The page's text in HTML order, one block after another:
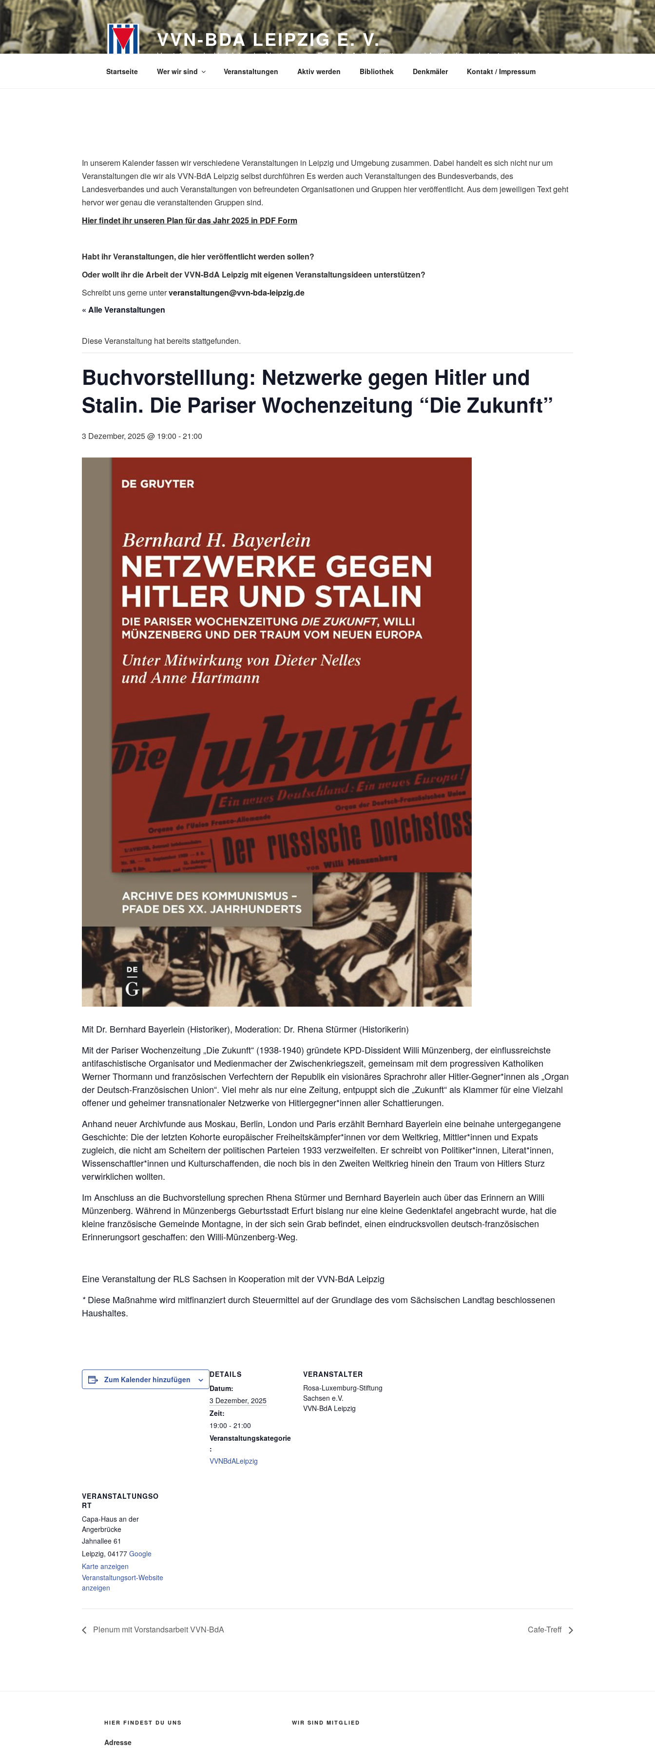
Zum
Inhalt
springen
VVN-BDA LEIPZIG E. V.
Vereinigung der Verfolgten des Naziregimes – Bund der Antifaschistinnen und Antifaschisten Leipzig e. V.
Startseite Wer wir sind Veranstaltungen Aktiv werden Bibliothek Denkmäler Kontakt / Impressum
In unserem Kalender fassen wir verschiedene Veranstaltungen in Leipzig und Umgebung zusammen. Dabei handelt es sich nicht nur um
Veranstaltungen die wir als VVN-BdA Leipzig selbst durchführen Es werden auch Veranstaltungen des Bundesverbands, des
Landesverbandes und auch Veranstaltungen von befreundeten Organisationen und Gruppen hier veröffentlicht. Aus dem jeweiligen Text geht
hervor wer genau die veranstaltenden Gruppen sind.
Hier findet ihr unseren Plan für das Jahr 2025 in PDF Form
Habt ihr Veranstaltungen, die hier veröffentlicht werden sollen?
Oder wollt ihr die Arbeit der VVN-BdA Leipzig mit eigenen Veranstaltungsideen unterstützen?
Schreibt uns gerne unterveranstaltungen@vvn-bda-leipzig.de
« Alle Veranstaltungen
Diese Veranstaltung hat bereits stattgefunden.
Buchvorstelllung: Netzwerke gegen Hitler und
Stalin. Die Pariser Wochenzeitung “Die Zukunft”
3 Dezember, 2025 @ 19:00 -21:00
Mit Dr. Bernhard Bayerlein (Historiker), Moderation: Dr. Rhena Stürmer (Historikerin)
Mit der Pariser Wochenzeitung „Die Zukunft“ (1938-1940) gründete KPD-Dissident Willi Münzenberg, der einflussreichste
antifaschistische Organisator und Medienmacher der Zwischenkriegszeit, gemeinsam mit dem progressiven Katholiken
Werner Thormann und französischen Verfechtern der Republik ein visionäres Sprachrohr aller Hitler-Gegner*innen als „Organ
der Deutsch-Französischen Union“. Viel mehr als nur eine Zeitung, entpuppt sich die „Zukunft“ als Klammer für eine Vielzahl
offener und geheimer transnationaler Netzwerke von Hitlergegner*innen aller Schattierungen.
Anhand neuer Archivfunde aus Moskau, Berlin, London und Paris erzählt Bernhard Bayerlein eine beinahe untergegangene
Geschichte: Die der letzten Kohorte europäischer Freiheitskämpfer*innen vor dem Weltkrieg, Mittler*innen und Expats
zugleich, die nicht am Scheitern der politischen Parteien 1933 verzweifelten. Er schreibt von Politiker*innen, Literat*innen,
Wissenschaftler*innen und Kulturschaffenden, die noch bis in den Zweiten Weltkrieg hinein den Traum von Hitlers Sturz
verwirklichen wollten.
Im Anschluss an die Buchvorstellung sprechen Rhena Stürmer und Bernhard Bayerlein auch über das Erinnern an Willi
Münzenberg. Während in Münzenbergs Geburtsstadt Erfurt bislang nur eine kleine Gedenktafel angebracht wurde, hat die
kleine französische Gemeinde Montagne, in der sich sein Grab befindet, einen eindrucksvollen deutsch-französischen
Erinnerungsort geschaffen: den Willi-Münzenberg-Weg.
Eine Veranstaltung der RLS Sachsen in Kooperation mit der VVN-BdA Leipzig
* Diese Maßnahme wird mitfinanziert durch Steuermittel auf der Grundlage des vom Sächsischen Landtag beschlossenen
Haushaltes.
Zum Kalender hinzufügen
DETAILS
Datum:
3 Dezember, 2025
Zeit:
19:00 - 21:00
Veranstaltungskategorie
:
VVNBdALeipzig
VERANSTALTER
Rosa-Luxemburg-Stiftung
Sachsen e.V.
VVN-BdA Leipzig
VERANSTALTUNGSO
RT
Capa-Haus an der
Angerbrücke
Jahnallee 61
Leipzig, 04177 Google
Karte anzeigen
Veranstaltungsort-Website
anzeigen
Plenum mit Vorstandsarbeit VVN-BdA Cafe-Treff
HIER FINDEST DU UNS
Adresse
WIR SIND MITGLIED